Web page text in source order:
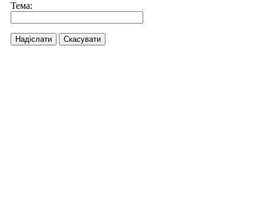
Тема:
Надіслати Скасувати